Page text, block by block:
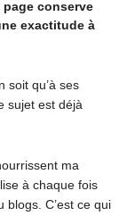
conserve
exactitude à
soit qu’à ses
sujet est déjà
ma
à chaque fois
C’est ce qui